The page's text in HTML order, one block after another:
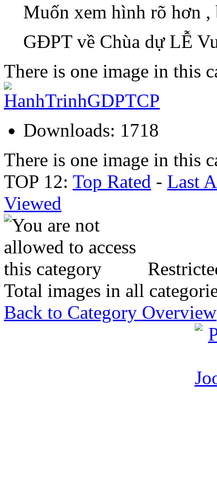
Muốn xem hình rõ hơn
GĐPT về Chùa dự LỄ
There is one image in this
Downloads: 1718
There is one image in this
TOP 12: Top Rated - Last
Viewed
Total images in all
Back to Category Overview